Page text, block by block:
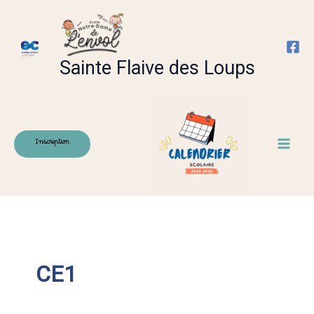
contenu
Sainte Flaive des Loups
Inscription
CE1